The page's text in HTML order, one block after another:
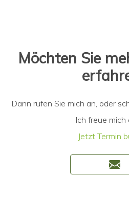
Möchten Sie
Dann rufen Sie mich an, oder
Ich freue mich
Jetzt Termin